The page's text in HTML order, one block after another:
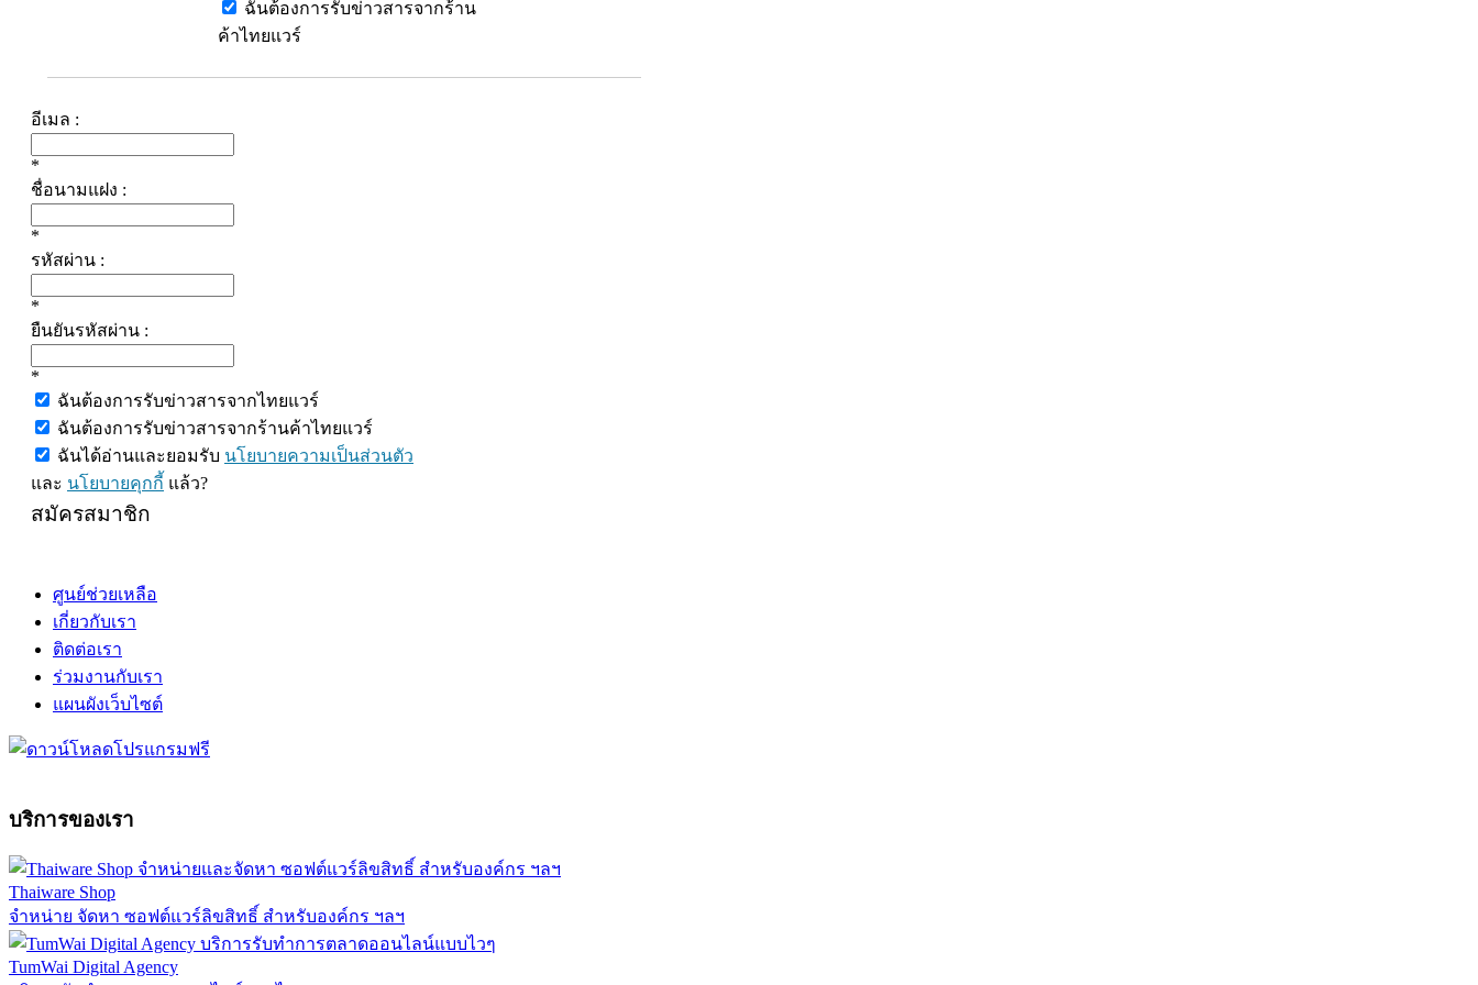
ฉันต้องการรับข่าวสารจากร้าน
ค้าไทยแวร์
อีเมล :
*
ชื่อนามแฝง :
*
รหัสผ่าน :
*
ยืนยันรหัสผ่าน :
*
ฉันต้องการรับข่าวสารจากไทยแวร์
ฉันต้องการรับข่าวสารจากร้านค้าไทยแวร์
ฉันได้อ่านและยอมรับ นโยบายความเป็นส่วนตัว
และ นโยบายคุกกี้ แล้ว?
สมัครสมาชิก
ศูนย์ช่วยเหลือ
เกี่ยวกับเรา
ติดต่อเรา
ร่วมงานกับเรา
แผนผังเว็บไซต์
บริการของเรา
Thaiware Shop
จำหน่าย จัดหา ซอฟต์แวร์ลิขสิทธิ์ สำหรับองค์กร ฯลฯ
TumWai Digital Agency